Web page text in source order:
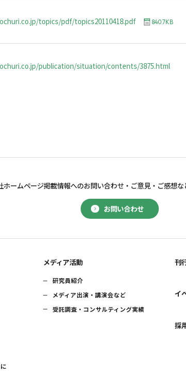
topics/pdf/topics20110418.pdf 840.7KB
publication/situation/contents/3875.html
お問い合わせ
ホームページ掲載情報へのお問い合わせ・ ご意見・ご感想な
メディア活動
研究員紹介
メディア出演・講演会など
受託調査・コンサルティング実績
刊
イ
採